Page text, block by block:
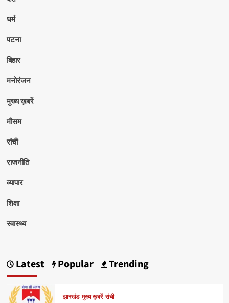
धर्म
पटना
बिहार
मनोरंजन
मुख्य ख़बरें
मौसम
रांची
राजनीति
व्यापार
शिक्षा
स्वास्थ्य
Latest Popular Trending
झारखंड मुख्य ख़बरें रांची